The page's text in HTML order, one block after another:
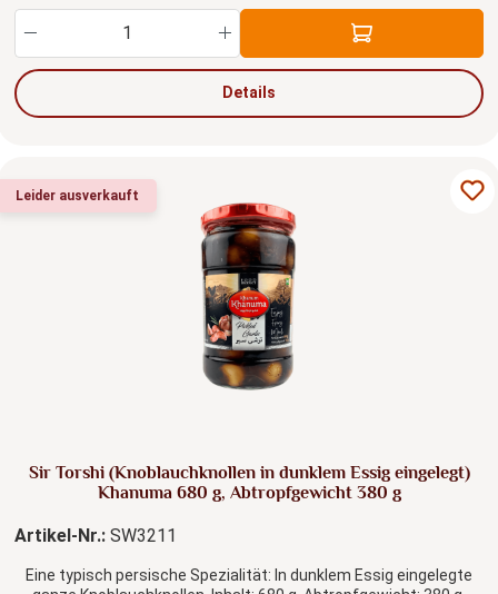
Produkt Anzahl: Gib den gewünschten Wert
Details
Leider ausverkauft
Sir Torshi (Knoblauchknollen in dunklem Essig eingelegt)
Khanuma 680 g, Abtropfgewicht 380 g
Artikel-Nr.: SW3211
Eine typisch persische Spezialität: In dunklem Essig eingelegte